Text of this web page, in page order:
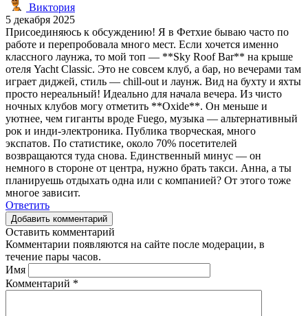
Виктория
5 декабря 2025
Присоединяюсь к обсуждению! Я в Фетхие бываю часто по
работе и перепробовала много мест. Если хочется именно
классного лаунжа, то мой топ — **Sky Roof Bar** на крыше
отеля Yacht Classic. Это не совсем клуб, а бар, но вечерами там
играет диджей, стиль — chill-out и лаунж. Вид на бухту и яхты
просто нереальный! Идеально для начала вечера. Из чисто
ночных клубов могу отметить **Oxide**. Он меньше и
уютнее, чем гиганты вроде Fuego, музыка — альтернативный
рок и инди-электроника. Публика творческая, много
экспатов. По статистике, около 70% посетителей
возвращаются туда снова. Единственный минус — он
немного в стороне от центра, нужно брать такси. Анна, а ты
планируешь отдыхать одна или с компанией? От этого тоже
многое зависит.
Ответить
Добавить комментарий
Оставить комментарий
Комментарии появляются на сайте после модерации, в
течение пары часов.
Имя
Комментарий *